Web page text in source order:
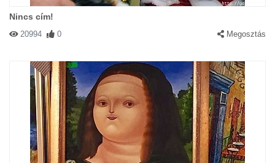
Nincs cím!
20994 0 Megosztás